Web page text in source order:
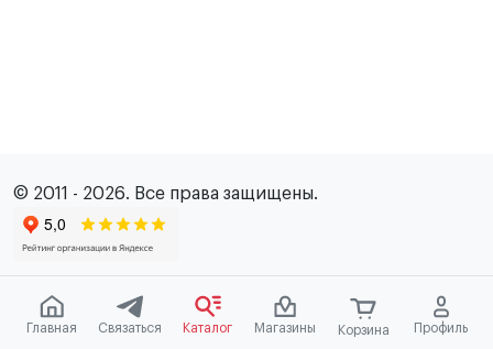
Главная Связаться Каталог Магазины Корзина Профиль
© 2011 - 2026. Все права защищены.